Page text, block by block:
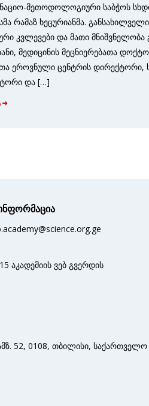
მეთოდოლოგიური საბჭოს
რამაზ ხეცურიანმა.
კვლევები და მათი
მედიცინის მეცნიერებათა
ეროვნული ცენტრის
და […]
აკადემიის ვებ გვერდის
52, 0108, თბილისი, საქართველო